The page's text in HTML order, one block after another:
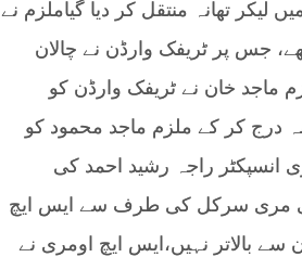
لیکر تھانہ منتقل کر دیا گیاملزم نے
جس پر ٹریفک وارڈن نے چالان
ماجد خان نے ٹریفک وارڈن کو
درج کر کے ملزم ماجد محمود کو
انسپکٹر راجہ رشید احمد کی
پی مری سرکل کی طرف سے ایس ایچ
بالاتر نہیں،ایس ایچ اومری نے